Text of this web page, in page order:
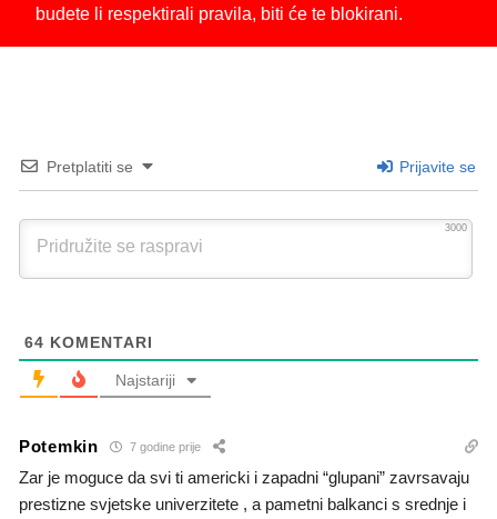
budete li respektirali pravila, biti će te blokirani.
Pretplatiti se Prijavite se
3000
64 KOMENTARI
Najstariji
Potemkin 7 godine prije
Zar je moguce da svi ti americki i zapadni “glupani” zavrsavaju
prestizne svjetske univerzitete , a pametni balkanci s srednje i